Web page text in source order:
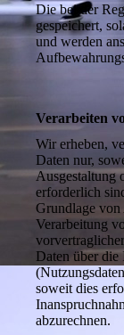
Die bei der
gespeichert,
und werden
Verarbeiten
Wir erheben,
Daten nur,
Ausgestaltung
erforderlich
Grundlage
Verarbeitung
Daten über die
soweit dies
abzurechnen.